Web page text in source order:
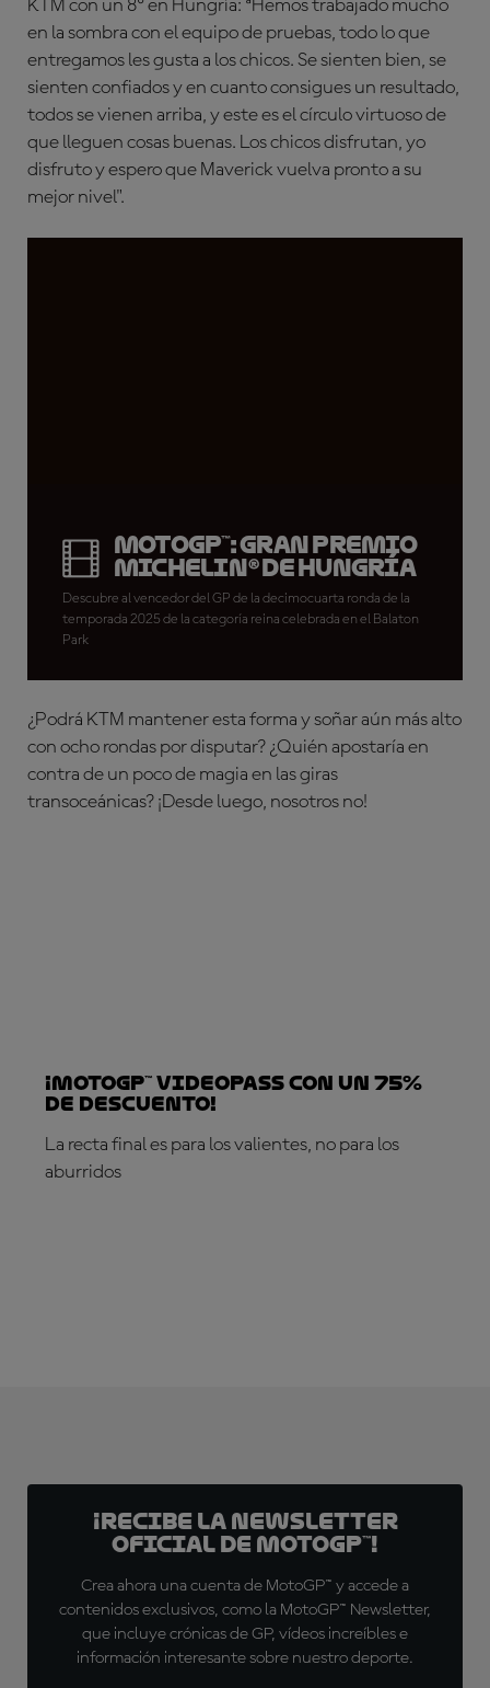
KTM con un 8º en Hungría: ªHemos trabajado mucho
en la sombra con el equipo de pruebas, todo lo que
entregamos les gusta a los chicos. Se sienten bien, se
sienten confiados y en cuanto consigues un resultado,
todos se vienen arriba, y este es el círculo virtuoso de
que lleguen cosas buenas. Los chicos disfrutan, yo
disfruto y espero que Maverick vuelva pronto a su
mejor nivel".
MotoGP™: Gran Premio
Michelin® de Hungría
Descubre al vencedor del GP de la decimocuarta ronda de la
temporada 2025 de la categoría reina celebrada en el Balaton
Park
¿Podrá KTM mantener esta forma y soñar aún más alto
con ocho rondas por disputar? ¿Quién apostaría en
contra de un poco de magia en las giras
transoceánicas? ¡Desde luego, nosotros no!
¡MotoGP™ VideoPass con un 75%
de descuento!
La recta final es para los valientes, no para los
aburridos
¡Recibe la Newsletter
oficial de MotoGP™!
Crea ahora una cuenta de MotoGP™ y accede a
contenidos exclusivos, como la MotoGP™ Newsletter,
que incluye crónicas de GP, vídeos increíbles e
información interesante sobre nuestro deporte.